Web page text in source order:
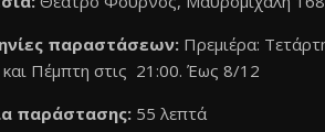
παραστάσεων: Πρεμιέρα:
και Πέμπτη στις 21:00. Έως 8/12
παράστασης: 55 λεπτά